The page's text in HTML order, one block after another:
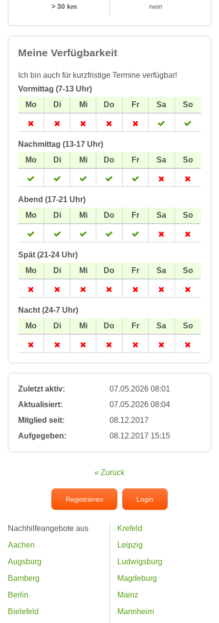
> 30 km nein
Meine Verfügbarkeit
Ich bin auch für kurzfristige Termine verfügbar!
Vormittag (7-13 Uhr)
Nachmittag (13-17 Uhr)
Abend (17-21 Uhr)
Spät (21-24 Uhr)
Nacht (24-7 Uhr)
Zuletzt aktiv:
07.05.2026 08:01
Aktualisiert:
07.05.2026 08:04
Mitglied seit:
08.12.2017
Aufgegeben:
08.12.2017 15:15
« Zurück
Registrieren Login
Nachhilfeangebote aus
Aachen
Augsburg
Bamberg
Berlin
Bielefeld
Krefeld
Leipzig
Ludwigsburg
Magdeburg
Mainz
Mannheim